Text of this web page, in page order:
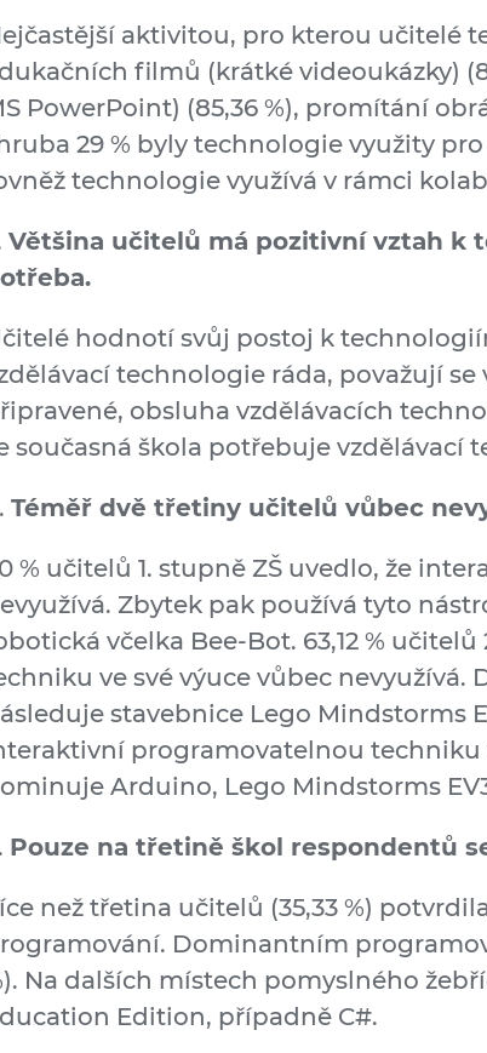
aktivitou, pro kterou učitelé
filmů (krátké videoukázky)
PowerPoint) (85,36 %), promítání
29 % byly technologie využity
technologie využívá v rámci
Většina učitelů má pozitivní vztah k
hodnotí svůj postoj k
technologie ráda, považují
obsluha vzdělávacích
současná škola potřebuje vzdělávací
Téměř dvě třetiny učitelů vůbec
% učitelů 1. stupně ZŠ uvedlo, že
Zbytek pak používá tyto
včelka Bee-Bot. 63,12 %
ve své výuce vůbec nevyužívá.
stavebnice Lego Mindstorms
programovatelnou techniku
Arduino, Lego Mindstorms
Pouze na třetině škol respondentů
než třetina učitelů (35,33 %)
Dominantním
Na dalších místech pomyslného
Edition, případně C#.